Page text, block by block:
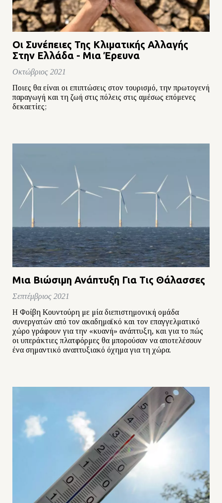
Οι Συνέπειες Της Κλιματικής Αλλαγής
Στην Ελλάδα - Μια Έρευνα
Οκτώβριος 2021
Ποιες θα είναι οι επιπτώσεις στον τουρισμό, την πρωτογενή
παραγωγή και τη ζωή στις πόλεις στις αμέσως επόμενες
δεκαετίες;
Μια Βιώσιμη Ανάπτυξη Για Τις Θάλασσες
Σεπτέμβριος 2021
Η Φοίβη Κουντούρη με μία διεπιστημονική ομάδα
συνεργατών από τον ακαδημαϊκό και τον επαγγελματικό
χώρο γράφουν για την «κυανή» ανάπτυξη, και για το πώς
οι υπεράκτιες πλατφόρμες θα μπορούσαν να αποτελέσουν
ένα σημαντικό αναπτυξιακό όχημα για τη χώρα.